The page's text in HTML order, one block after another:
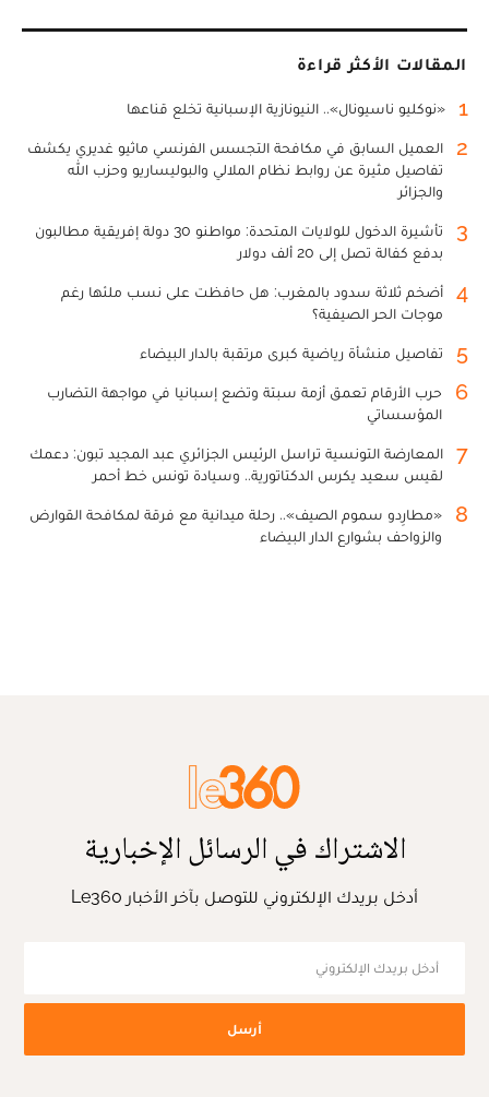
المقالات الأكثر قراءة
1 «نوكليو ناسيونال».. النيونازية الإسبانية تخلع قناعها
2
العميل السابق في مكافحة التجسس الفرنسي ماثيو غديري يكشف
تفاصيل مثيرة عن روابط نظام الملالي والبوليساريو وحزب الله
والجزائر
3
تأشيرة الدخول للولايات المتحدة: مواطنو 30 دولة إفريقية مطالبون
بدفع كفالة تصل إلى 20 ألف دولار
4
أضخم ثلاثة سدود بالمغرب: هل حافظت على نسب ملئها رغم
موجات الحر الصيفية؟
5 تفاصيل منشأة رياضية كبرى مرتقبة بالدار البيضاء
6
حرب الأرقام تعمق أزمة سبتة وتضع إسبانيا في مواجهة التضارب
المؤسساتي
7
المعارضة التونسية تراسل الرئيس الجزائري عبد المجيد تبون: دعمك
لقيس سعيد يكرس الدكتاتورية.. وسيادة تونس خط أحمر
8
«مطارِدو سموم الصيف».. رحلة ميدانية مع فرقة لمكافحة القوارض
والزواحف بشوارع الدار البيضاء
الاشتراك في الرسائل الإخبارية
أدخل بريدك الإلكتروني للتوصل بآخر الأخبار Le360
أرسل